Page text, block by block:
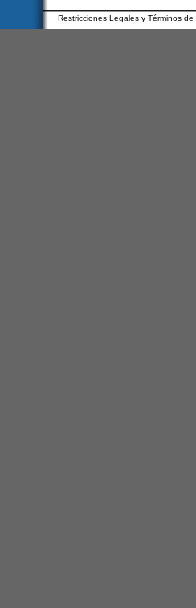
Restricciones Legales y Términos de